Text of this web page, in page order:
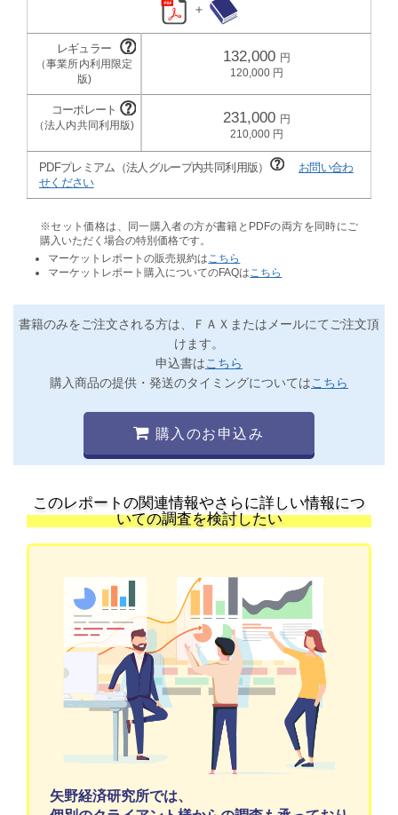
＋
132,000
120,000
231,000
210,000
PDFプレミアム（法人グループ内共同利用版）
お問い合わ
せください
※セット価格は、同一購入者の方が書籍とPDFの両方を同時にご
購入いただく場合の特別価格です。
マーケットレポートの販売規約は こちら
マーケットレポート購入についてのFAQは こちら
書籍のみをご注文される方は、ＦＡＸまたはメールにてご注文頂
けます。
申込書はこちら
購入商品の提供・発送のタイミングについてはこちら
購入のお申込み
このレポートの関連情報やさらに詳しい情報につ
いての調査を検討したい
矢野経済研究所では、